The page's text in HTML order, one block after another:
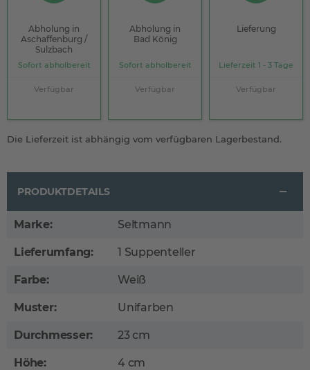
Abholung in
Aschaffenburg /
Sulzbach
Sofort abholbereit
Verfügbar
Abholung in
Bad König
Sofort abholbereit
Verfügbar
Lieferung
Lieferzeit 1 - 3 Tage
Verfügbar
Die Lieferzeit ist abhängig vom verfügbaren Lagerbestand.
PRODUKTDETAILS
Marke: Seltmann
Lieferumfang: 1 Suppenteller
Farbe: Weiß
Muster: Unifarben
Durchmesser: 23 cm
Höhe: 4 cm